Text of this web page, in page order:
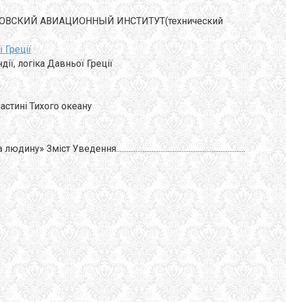
АВИАЦИОННЫЙ ИНСТИТУТ(технический
Греції
логіка Давньої Греції
Тихого океану
Зміст Уведення.........................................................................